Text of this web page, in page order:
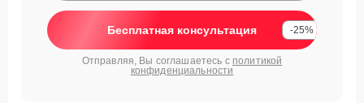
Бесплатная консультация -25%
Отправляя, Вы соглашаетесь с политикой
конфиденциальности